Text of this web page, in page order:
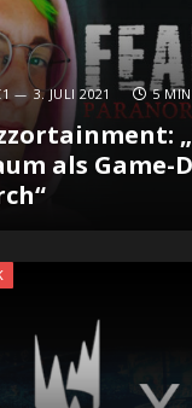
3. JULI 2021 5
als Game-